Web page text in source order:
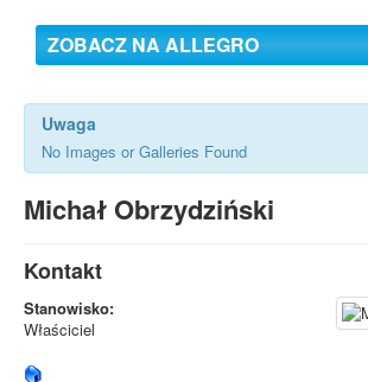
ZOBACZ NA ALLEGRO
Uwaga
No Images or Galleries Found
Michał Obrzydziński
Kontakt
Stanowisko:
Właściciel